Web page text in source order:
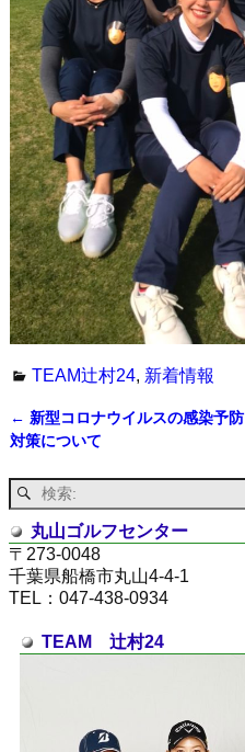
TEAM辻村24, 新着情報
投稿ナビゲーション
← 新型コロナウイルスの感染予防
対策について
丸山ゴルフセンター
〒273-0048
千葉県船橋市丸山4-4-1
TEL：047-438-0934
TEAM 辻村24